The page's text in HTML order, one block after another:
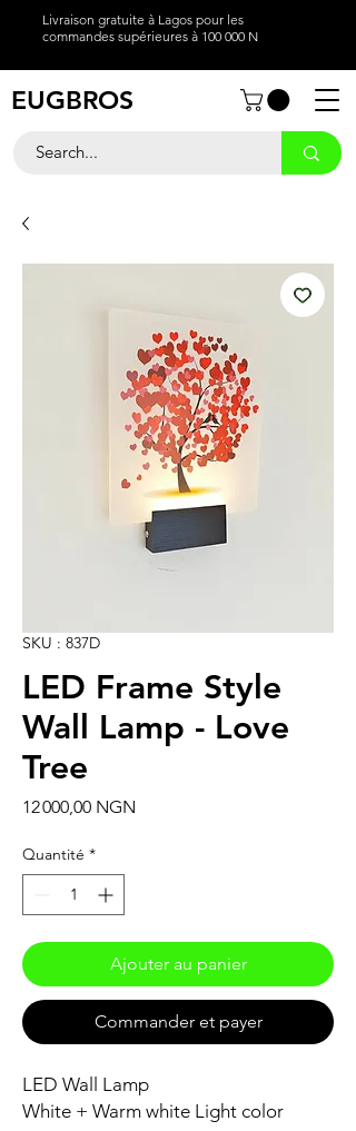
Livraison gratuite à Lagos pour les
commandes supérieures à 100 000 N
EUGBROS
SKU : 837D
LED Frame Style
Wall Lamp - Love
Tree
12 000,00 NGN
Quantité *
Ajouter au panier
Commander et payer
LED Wall Lamp
White + Warm white Light color